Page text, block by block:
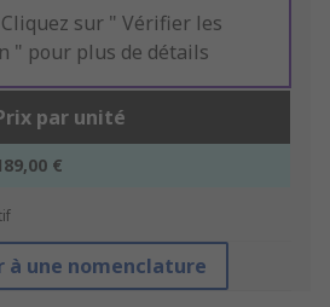
Cliquez sur " Vérifier les
" pour plus de détails
par unité
€
à une nomenclature